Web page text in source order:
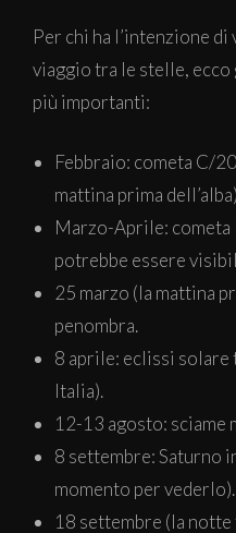
Per chi ha l’intenzione
viaggio tra le stelle,
più importanti:
Febbraio: cometa C/
mattina prima dell’alba)
Marzo-Aprile:
potrebbe essere
25 marzo (la mattina
penombra.
8 aprile: eclissi
Italia).
12-13 agosto:
8 settembre: Saturno
momento per vederlo).
18 settembre (la